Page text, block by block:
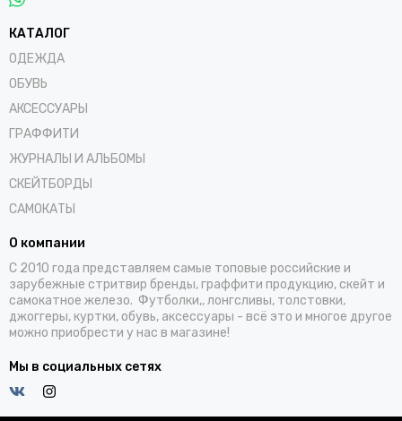
КАТАЛОГ
ОДЕЖДА
ОБУВЬ
АКСЕССУАРЫ
ГРАФФИТИ
ЖУРНАЛЫ И АЛЬБОМЫ
СКЕЙТБОРДЫ
САМОКАТЫ
О компании
С 2010 года представляем самые топовые российские и
зарубежные стритвир бренды, граффити продукцию, скейт и
самокатное железо. Футболки,, лонгсливы, толстовки,
джоггеры, куртки, обувь, аксессуары - всё это и многое другое
можно приобрести у нас в магазине!
Мы в социальных сетях